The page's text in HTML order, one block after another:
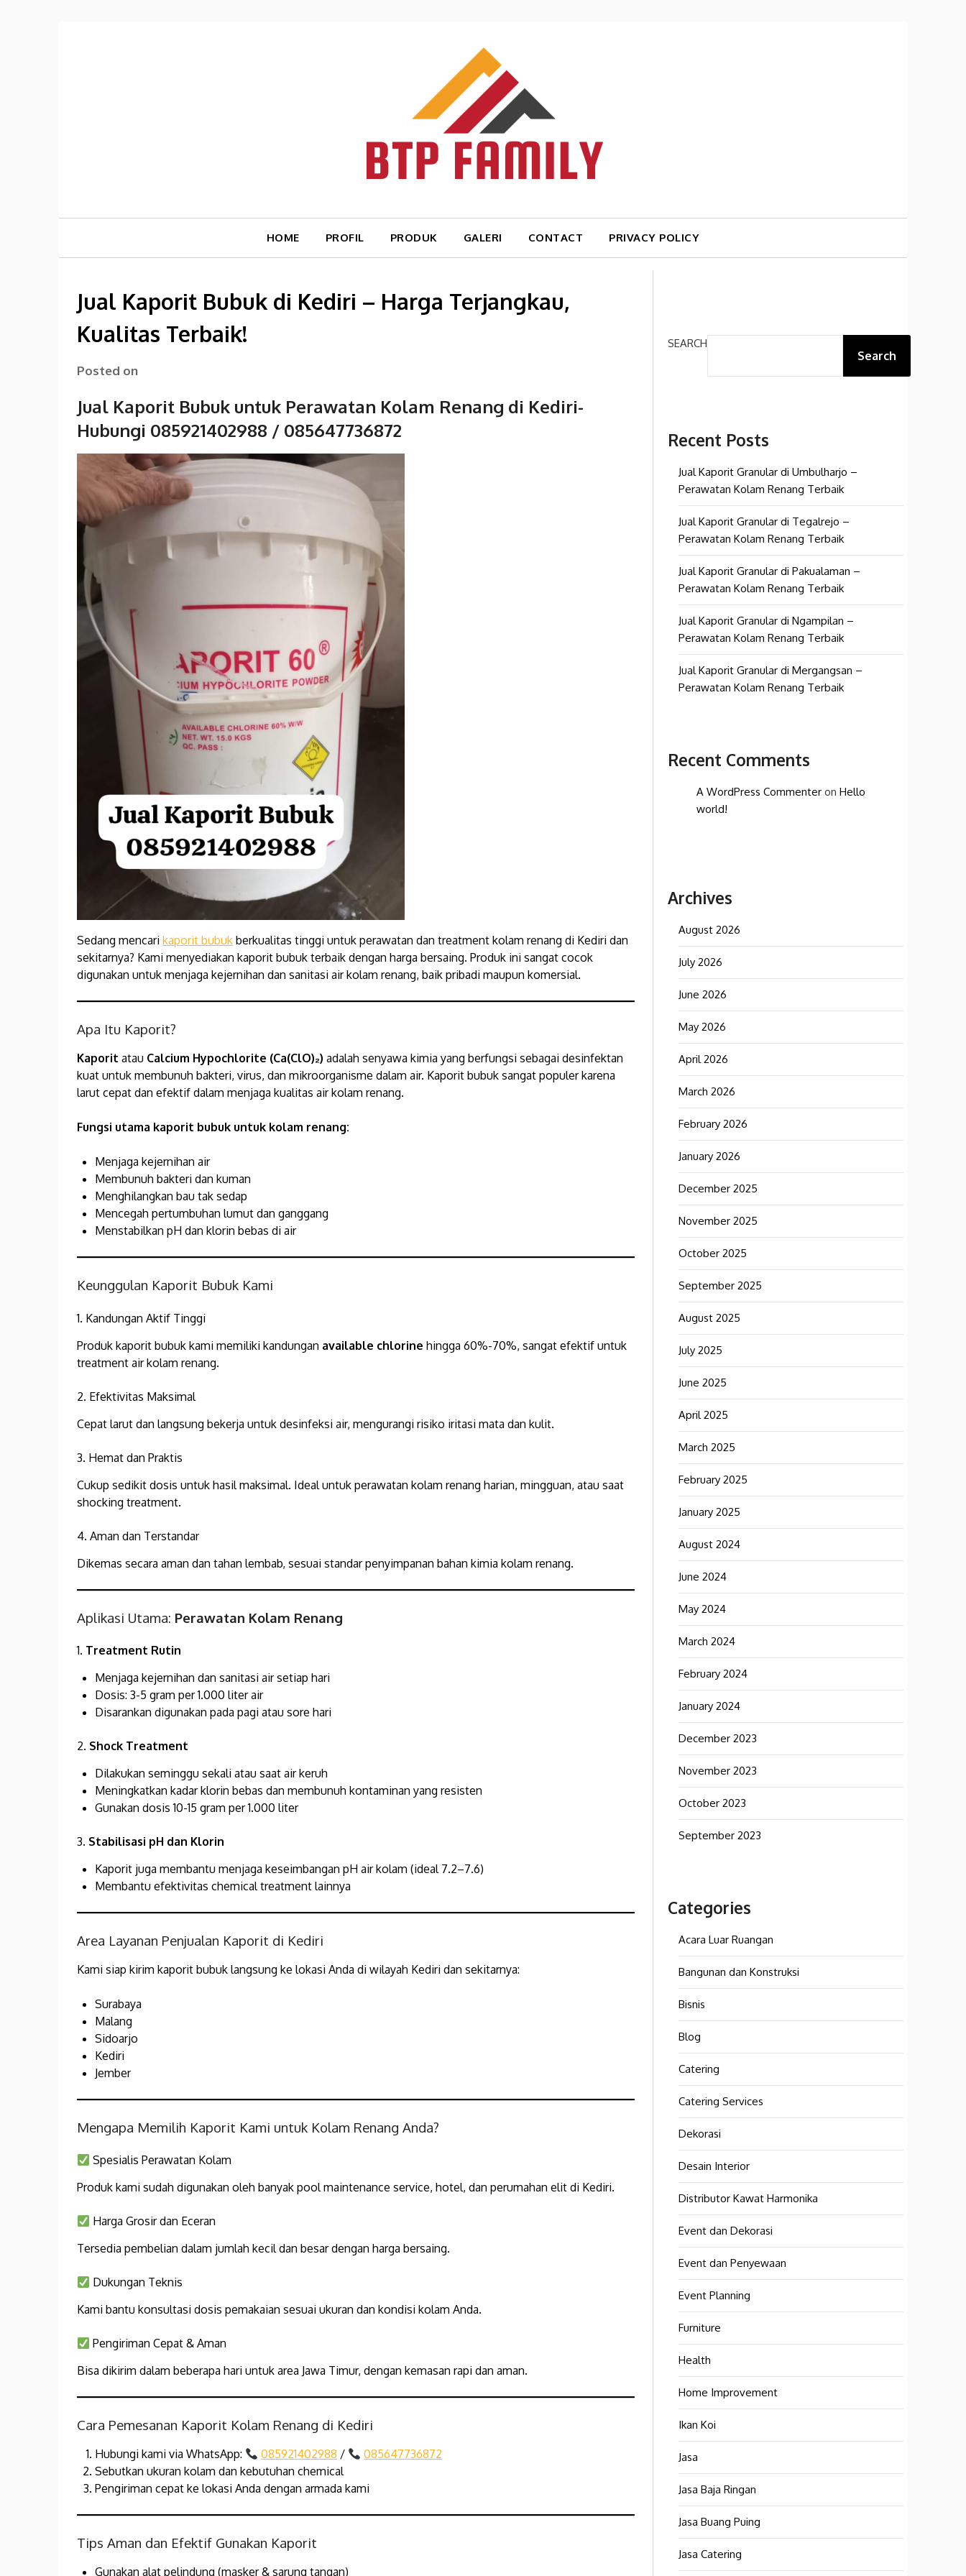
HOME PROFIL PRODUK GALERI CONTACT PRIVACY POLICY
Jual Kaporit Bubuk di Kediri – Harga Terjangkau,
Kualitas Terbaik!
Posted on
Jual Kaporit Bubuk untuk Perawatan Kolam Renang di Kediri-
Hubungi 085921402988 / 085647736872
Sedang mencari kaporit bubuk berkualitas tinggi untuk perawatan dan treatment kolam renang di Kediri dan
sekitarnya? Kami menyediakan kaporit bubuk terbaik dengan harga bersaing. Produk ini sangat cocok
digunakan untuk menjaga kejernihan dan sanitasi air kolam renang, baik pribadi maupun komersial.
Apa Itu Kaporit?
Kaporit atau Calcium Hypochlorite (Ca(ClO)₂) adalah senyawa kimia yang berfungsi sebagai desinfektan
kuat untuk membunuh bakteri, virus, dan mikroorganisme dalam air. Kaporit bubuk sangat populer karena
larut cepat dan efektif dalam menjaga kualitas air kolam renang.
Fungsi utama kaporit bubuk untuk kolam renang:
Menjaga kejernihan air
Membunuh bakteri dan kuman
Menghilangkan bau tak sedap
Mencegah pertumbuhan lumut dan ganggang
Menstabilkan pH dan klorin bebas di air
Keunggulan Kaporit Bubuk Kami
1. Kandungan Aktif Tinggi
Produk kaporit bubuk kami memiliki kandungan available chlorine hingga 60%-70%, sangat efektif untuk
treatment air kolam renang.
2. Efektivitas Maksimal
Cepat larut dan langsung bekerja untuk desinfeksi air, mengurangi risiko iritasi mata dan kulit.
3. Hemat dan Praktis
Cukup sedikit dosis untuk hasil maksimal. Ideal untuk perawatan kolam renang harian, mingguan, atau saat
shocking treatment.
4. Aman dan Terstandar
Dikemas secara aman dan tahan lembab, sesuai standar penyimpanan bahan kimia kolam renang.
Aplikasi Utama: Perawatan Kolam Renang
1. Treatment Rutin
Menjaga kejernihan dan sanitasi air setiap hari
Dosis: 3-5 gram per 1.000 liter air
Disarankan digunakan pada pagi atau sore hari
2. Shock Treatment
Dilakukan seminggu sekali atau saat air keruh
Meningkatkan kadar klorin bebas dan membunuh kontaminan yang resisten
Gunakan dosis 10-15 gram per 1.000 liter
3. Stabilisasi pH dan Klorin
Kaporit juga membantu menjaga keseimbangan pH air kolam (ideal 7.2–7.6)
Membantu efektivitas chemical treatment lainnya
Area Layanan Penjualan Kaporit di Kediri
Kami siap kirim kaporit bubuk langsung ke lokasi Anda di wilayah Kediri dan sekitarnya:
Surabaya
Malang
Sidoarjo
Kediri
Jember
Mengapa Memilih Kaporit Kami untuk Kolam Renang Anda?
Spesialis Perawatan Kolam
Produk kami sudah digunakan oleh banyak pool maintenance service, hotel, dan perumahan elit di Kediri.
Harga Grosir dan Eceran
Tersedia pembelian dalam jumlah kecil dan besar dengan harga bersaing.
Dukungan Teknis
Kami bantu konsultasi dosis pemakaian sesuai ukuran dan kondisi kolam Anda.
Pengiriman Cepat & Aman
Bisa dikirim dalam beberapa hari untuk area Jawa Timur, dengan kemasan rapi dan aman.
Cara Pemesanan Kaporit Kolam Renang di Kediri
Hubungi kami via WhatsApp: 085921402988 /
085647736872
Sebutkan ukuran kolam dan kebutuhan chemical
Pengiriman cepat ke lokasi Anda dengan armada kami
Tips Aman dan Efektif Gunakan Kaporit
Gunakan alat pelindung (masker & sarung tangan)
SEARCH
Search
Recent Posts
Jual Kaporit Granular di Umbulharjo –
Perawatan Kolam Renang Terbaik
Jual Kaporit Granular di Tegalrejo –
Perawatan Kolam Renang Terbaik
Jual Kaporit Granular di Pakualaman –
Perawatan Kolam Renang Terbaik
Jual Kaporit Granular di Ngampilan –
Perawatan Kolam Renang Terbaik
Jual Kaporit Granular di Mergangsan –
Perawatan Kolam Renang Terbaik
Recent Comments
A WordPress Commenter on Hello
world!
Archives
August 2026
July 2026
June 2026
May 2026
April 2026
March 2026
February 2026
January 2026
December 2025
November 2025
October 2025
September 2025
August 2025
July 2025
June 2025
April 2025
March 2025
February 2025
January 2025
August 2024
June 2024
May 2024
March 2024
February 2024
January 2024
December 2023
November 2023
October 2023
September 2023
Categories
Acara Luar Ruangan
Bangunan dan Konstruksi
Bisnis
Blog
Catering
Catering Services
Dekorasi
Desain Interior
Distributor Kawat Harmonika
Event dan Dekorasi
Event dan Penyewaan
Event Planning
Furniture
Health
Home Improvement
Ikan Koi
Jasa
Jasa Baja Ringan
Jasa Buang Puing
Jasa Catering